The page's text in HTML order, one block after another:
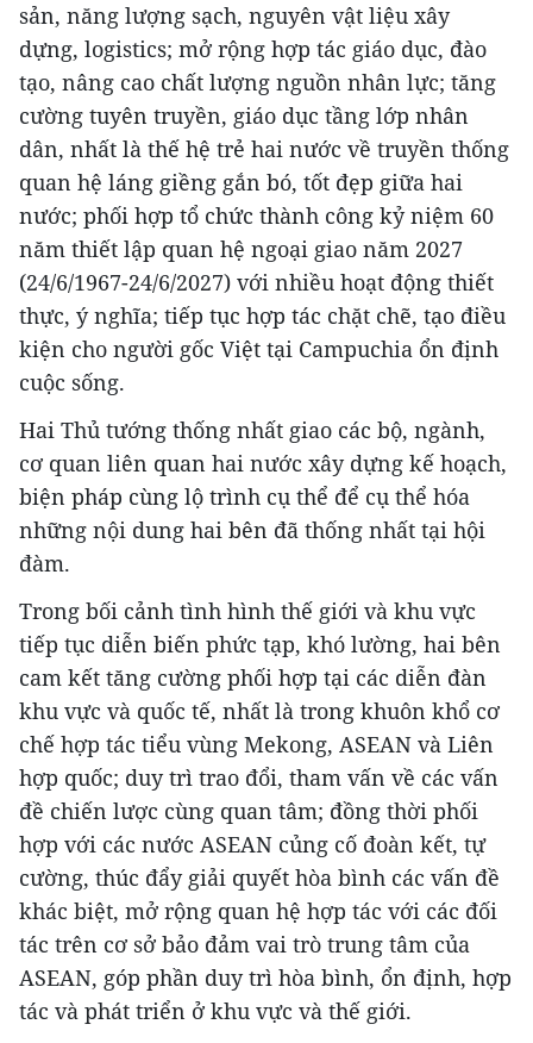
sản, năng lượng sạch, nguyên vật liệu xây
dựng, logistics; mở rộng hợp tác giáo dục, đào
tạo, nâng cao chất lượng nguồn nhân lực; tăng
cường tuyên truyền, giáo dục tầng lớp nhân
dân, nhất là thế hệ trẻ hai nước về truyền thống
quan hệ láng giềng gắn bó, tốt đẹp giữa hai
nước; phối hợp tổ chức thành công kỷ niệm 60
năm thiết lập quan hệ ngoại giao năm 2027
(24/6/1967-24/6/2027) với nhiều hoạt động thiết
thực, ý nghĩa; tiếp tục hợp tác chặt chẽ, tạo điều
kiện cho người gốc Việt tại Campuchia ổn định
cuộc sống.
Hai Thủ tướng thống nhất giao các bộ, ngành,
cơ quan liên quan hai nước xây dựng kế hoạch,
biện pháp cùng lộ trình cụ thể để cụ thể hóa
những nội dung hai bên đã thống nhất tại hội
đàm.
Trong bối cảnh tình hình thế giới và khu vực
tiếp tục diễn biến phức tạp, khó lường, hai bên
cam kết tăng cường phối hợp tại các diễn đàn
khu vực và quốc tế, nhất là trong khuôn khổ cơ
chế hợp tác tiểu vùng Mekong, ASEAN và Liên
hợp quốc; duy trì trao đổi, tham vấn về các vấn
đề chiến lược cùng quan tâm; đồng thời phối
hợp với các nước ASEAN củng cố đoàn kết, tự
cường, thúc đẩy giải quyết hòa bình các vấn đề
khác biệt, mở rộng quan hệ hợp tác với các đối
tác trên cơ sở bảo đảm vai trò trung tâm của
ASEAN, góp phần duy trì hòa bình, ổn định, hợp
tác và phát triển ở khu vực và thế giới.